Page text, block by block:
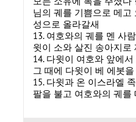
님의 궤를 기쁨으로 메고
성으로 올라갈새
13. 여호와의 궤를 멘 사
윗이 소와 살진 송아지로
14. 다윗이 여호와 앞에
그 때에 다윗이 베 에봇
15. 다윗과 온 이스라엘
팔을 불고 여호와의 궤를